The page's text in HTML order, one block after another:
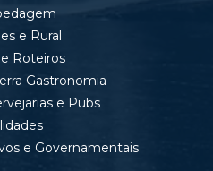
e Rural
Roteiros
Gastronomia
e Pubs
e Governamentais